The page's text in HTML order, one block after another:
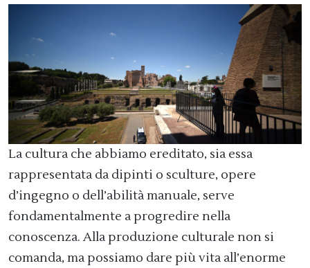
La cultura che abbiamo ereditato, sia essa
rappresentata da dipinti o sculture, opere
d’ingegno o dell’abilità manuale, serve
fondamentalmente a progredire nella
conoscenza. Alla produzione culturale non si
comanda, ma possiamo dare più vita all’enorme